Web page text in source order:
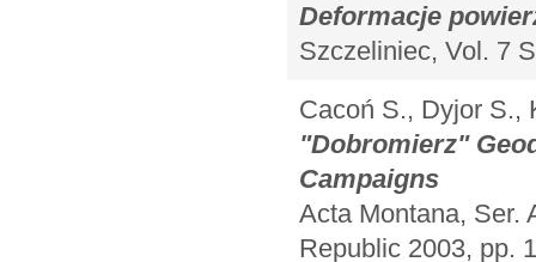
Deformacje
Szczeliniec, Vol. 7
Cacoń S., Dyjor S.,
"Dobromierz"
Campaigns
Acta Montana, Ser.
Republic 2003, pp.